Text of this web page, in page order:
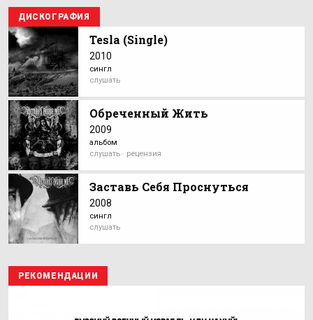
ДИСКОГРАФИЯ
Tesla (Single)
2010
сингл
слушать
Обреченный Жить
2009
альбом
слушать · рецензия
Заставь Себя Проснуться
2008
сингл
слушать
РЕКОМЕНДАЦИИ